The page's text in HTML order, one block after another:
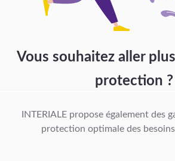
Vous souhaitez aller
protection ?
INTERIALE propose également des
protection optimale des